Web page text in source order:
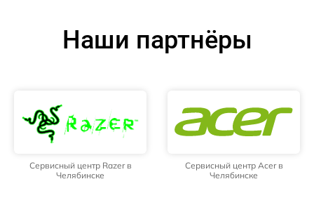
Наши партнёры
Сервисный центр Razer в
Челябинске
Сервисный центр Acer в
Челябинске